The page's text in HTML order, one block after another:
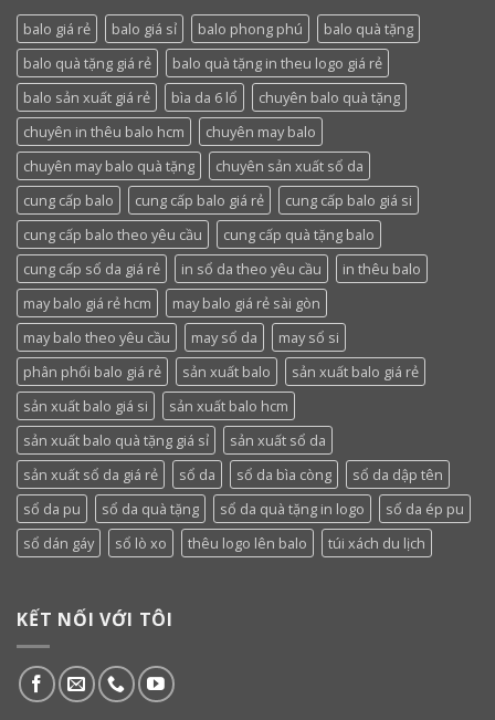
balo giá rẻ balo giá sỉ balo phong phú
balo quà tặng
balo quà tặng giá rẻ
balo quà tặng in theu logo giá rẻ
balo sản xuất giá rẻ
bìa da 6 lổ
chuyên balo quà tặng
chuyên in thêu balo hcm
chuyên may balo
chuyên may balo quà tặng
chuyên sản xuất sổ da
cung cấp balo
cung cấp balo giá rẻ
cung cấp balo giá si
cung cấp balo theo yêu cầu
cung cấp quà tặng balo
cung cấp sổ da giá rẻ
in sổ da theo yêu cầu
in thêu balo
may balo giá rẻ hcm
may balo giá rẻ sài gòn
may balo theo yêu cầu
may sổ da
may sổ si
phân phối balo giá rẻ
sản xuất balo
sản xuất balo giá rẻ
sản xuất balo giá si
sản xuất balo hcm
sản xuất balo quà tặng giá sỉ
sản xuất sổ da
sản xuất sổ da giá rẻ
sổ da sổ da bìa còng
sổ da dập tên
sổ da pu
sổ da quà tặng sổ da quà tặng in logo
sổ da ép pu
sổ dán gáy
sổ lò xo thêu logo lên balo túi xách du lịch
KẾT NỐI VỚI TÔI